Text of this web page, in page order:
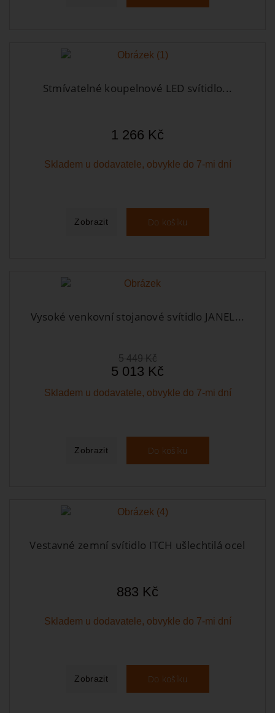
Stmívatelné koupelnové LED svítidlo...
1 266 Kč
Skladem u dodavatele, obvykle do 7-mi dní
Zobrazit Do košíku
Vysoké venkovní stojanové svítidlo JANEL...
5 449 Kč
5 013 Kč
Skladem u dodavatele, obvykle do 7-mi dní
Zobrazit Do košíku
Vestavné zemní svítidlo ITCH ušlechtilá ocel
883 Kč
Skladem u dodavatele, obvykle do 7-mi dní
Zobrazit Do košíku